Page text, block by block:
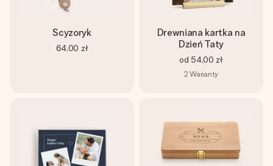
Scyzoryk
64,00 zł
Drewniana kartka na
Dzień Taty
od 54,00 zł
2 Warianty